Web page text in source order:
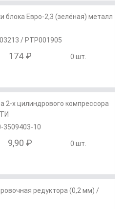
блока Евро-2,3 (зелёная) металл
/ РТР001905
174 ₽ 0 шт.
2-х цилиндрового компрессора
3509403-10
9,90 ₽ 0 шт.
редуктора (0,2 мм) /